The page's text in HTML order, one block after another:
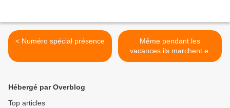
< Numéro spécial présence
Même pendant les
vacances ils marchent et
jouent au bowling.... >
Hébergé par Overblog
Top articles